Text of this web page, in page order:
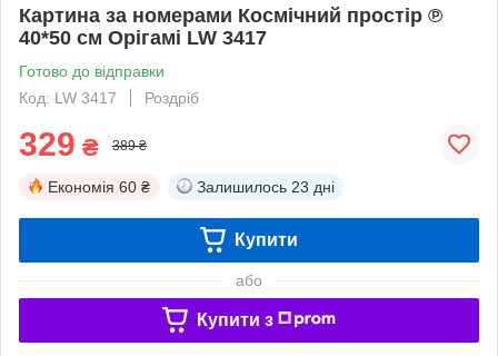
Картина за номерами Космічний простір ℗
40*50 см Орігамі LW 3417
Готово до відправки
Код: LW 3417
Роздріб
329 ₴ 389 ₴
Економія 60 ₴ Залишилось 23 дні
Купити
або
Купити з